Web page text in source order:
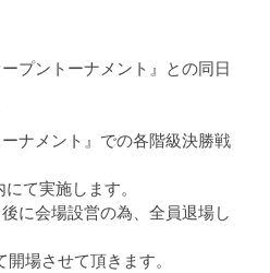
プントーナメント』との同日
ナメント』での各階級決勝戦
て実施します。
に会場設営の為、全員退場し
場させて頂きます。